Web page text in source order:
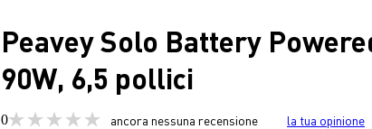
Peavey Solo Battery
90W, 6,5 pollici
0 ancora nessuna recensione la tua opinione